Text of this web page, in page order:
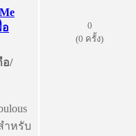
อ
ำหรับ
0
(0 ครั้ง)